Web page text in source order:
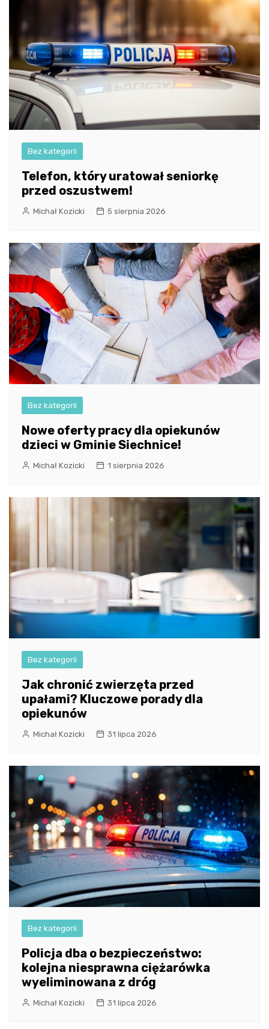
Bez kategorii
Telefon, który uratował seniorkę
przed oszustwem!
Michał Kozicki 5 sierpnia 2026
Bez kategorii
Nowe oferty pracy dla opiekunów
dzieci w Gminie Siechnice!
Michał Kozicki 1 sierpnia 2026
Bez kategorii
Jak chronić zwierzęta przed
upałami? Kluczowe porady dla
opiekunów
Michał Kozicki 31 lipca 2026
Bez kategorii
Policja dba o bezpieczeństwo:
kolejna niesprawna ciężarówka
wyeliminowana z dróg
Michał Kozicki 31 lipca 2026